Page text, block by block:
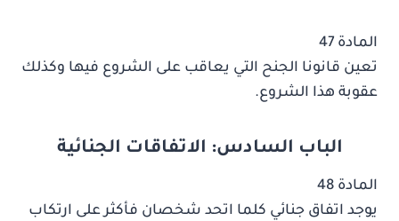
المادة 47
تعين قانونا الجنح التي يعاقب على الشروع فيها وكذلك
عقوبة هذا الشروع.
الباب السادس: الاتفاقات الجنائية
المادة 48
يوجد اتفاق جنائي كلما اتحد شخصان فأكثر على ارتكاب